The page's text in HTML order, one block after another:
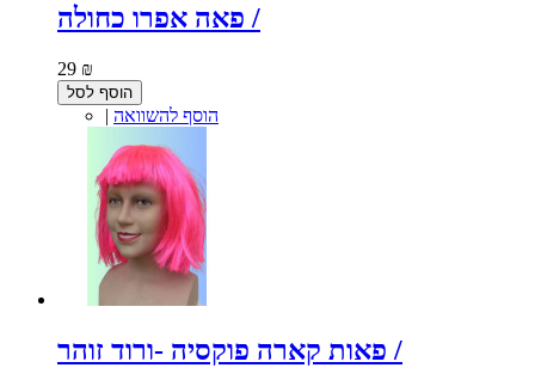
פאה אפרו כחולה /
29 ₪
הוסף לסל
| הוסף להשוואה
פאות קארה פוקסיה -ורוד זוהר /